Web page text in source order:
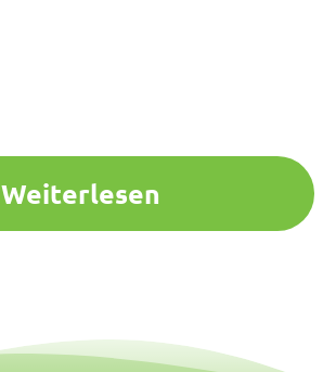
Weiterlesen